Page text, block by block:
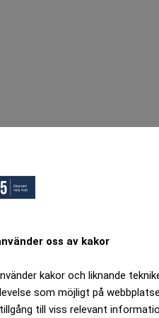
oss av kakor
kakor och liknande
som möjligt på
till viss relevant